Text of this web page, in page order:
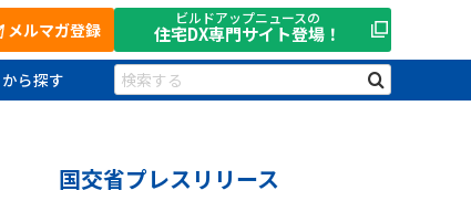
メルマガ登録
ビルドアップニュースの
住宅DX専門サイト登場！
国交省プレスリリース